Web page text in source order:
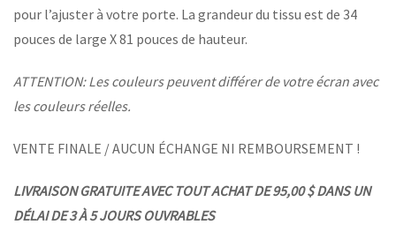
pour l’ajuster à votre porte. La grandeur du tissu est de 34
pouces de large X 81 pouces de hauteur.
ATTENTION: Les couleurs peuvent différer de votre écran avec
les couleurs réelles.
VENTE FINALE / AUCUN ÉCHANGE NI REMBOURSEMENT !
LIVRAISON GRATUITE AVEC TOUT ACHAT DE 95,00 $ DANS UN
DÉLAI DE 3 À 5 JOURS OUVRABLES